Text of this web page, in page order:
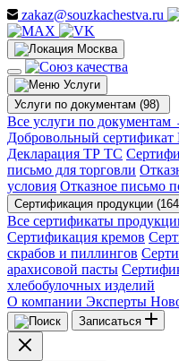
zakaz@souzkachestva.ru
Москва
Услуги
Услуги по документам (98)
Все услуги по документам
Добровольный
Декларация ТР ТС
письмо для торговли
условия Отказное письмо
Сертификация продукции
Все сертификаты
Сертификация кремов
скрабов и пиллингов
арахисовой пасты
хлебобулочных изделий
О компании Эксперты
Записаться